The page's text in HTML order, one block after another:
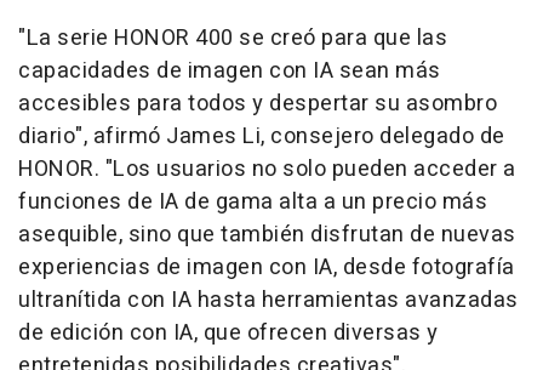
"La serie HONOR 400 se creó para que las
capacidades de imagen con IA sean más
accesibles para todos y despertar su asombro
diario", afirmó James Li, consejero delegado de
HONOR. "Los usuarios no solo pueden acceder a
funciones de IA de gama alta a un precio más
asequible, sino que también disfrutan de nuevas
experiencias de imagen con IA, desde fotografía
ultranítida con IA hasta herramientas avanzadas
de edición con IA, que ofrecen diversas y